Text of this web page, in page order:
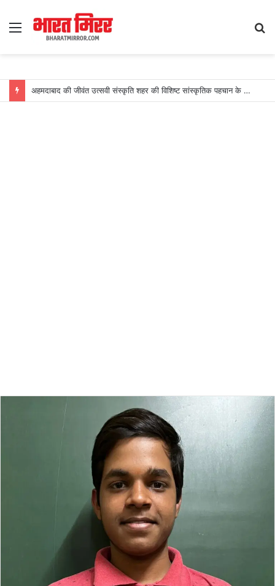
Menu
अहमदाबाद की जीवंत उत्सवी संस्कृति शहर की विशिष्ट सांस्कृतिक पहचान के रूप में उभरी: स्कायस्कैनर का खुलासा